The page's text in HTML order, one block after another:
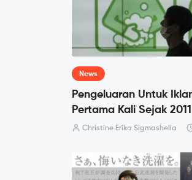
News
Pengeluaran Untuk
Pertama Kali Sejak 2011
Christine Erika Sigmashella